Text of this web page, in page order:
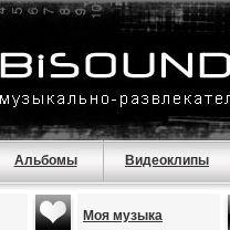
Альбомы Видеоклипы
Моя музыка